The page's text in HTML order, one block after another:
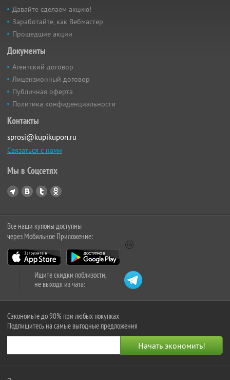
Давайте сделаем акцию!
Заработайте, как Вебмастер
Прошедшие акции
Документы
Агентский договор
Лицензионный договор
Публичная оферта
Политика конфиденциальности
Контакты
sprosi@kupikupon.ru
Связаться с нами
Мы в Соцсетях
Все наши купоны доступны
через Мобильное Приложение:
Ищите скидки поблизости,
не выходя из чата:
Сэкономьте до 90% при любых покупках
Подпишитесь на самые выгодные предложения